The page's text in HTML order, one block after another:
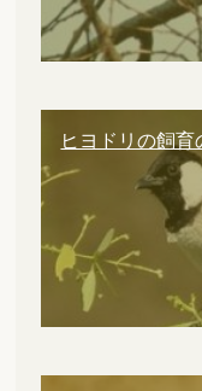
ヒヨドリの飼育